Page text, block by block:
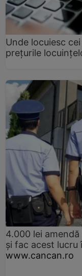
Unde locuiesc
prețurile
4.000 lei
și fac acest lucru
www.cancan.ro